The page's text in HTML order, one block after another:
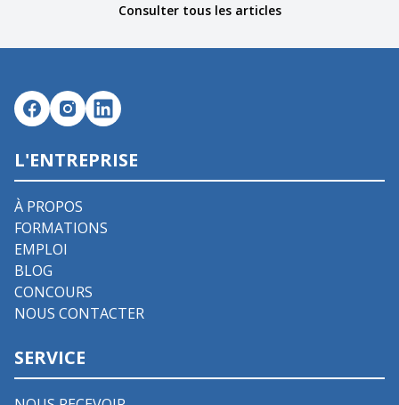
Consulter tous les articles
L'ENTREPRISE
À PROPOS
FORMATIONS
EMPLOI
BLOG
CONCOURS
NOUS CONTACTER
SERVICE